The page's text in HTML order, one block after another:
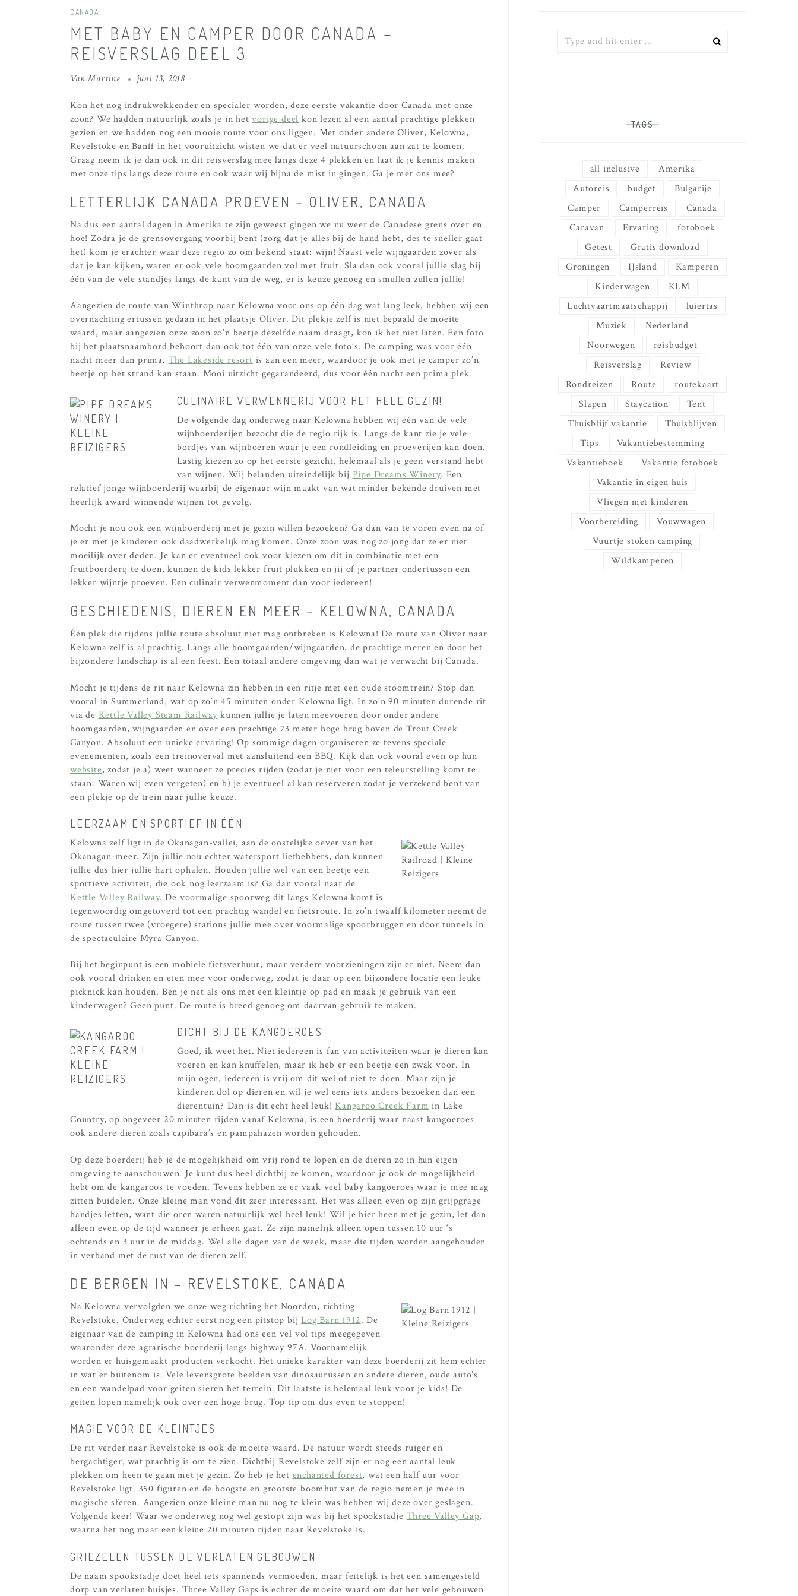
CANADA
MET BABY EN CAMPER DOOR CANADA –
REISVERSLAG DEEL 3
VanMartine juni 13, 2018
Kon het nog indrukwekkender en specialer worden, deze eerste vakantie door Canada met onze
zoon? We hadden natuurlijk zoals je in hetvorige deel kon lezen al een aantal prachtige plekken
gezien en we hadden nog een mooie route voor ons liggen. Met onder andere Oliver, Kelowna,
Revelstoke en Banff in het vooruitzicht wisten we dat er veel natuurschoon aan zat te komen.
Graag neem ik je dan ook in dit reisverslag mee langs deze 4 plekken en laat ik je kennis maken
met onze tips langs deze route en ook waar wij bijna de mist in gingen. Ga je met ons mee?
LETTERLIJK CANADA PROEVEN – OLIVER, CANADA
Na dus een aantal dagen in Amerika te zijn geweest gingen we nu weer de Canadese grens over en
hoe! Zodra je de grensovergang voorbij bent (zorg dat je alles bij de hand hebt, des te sneller gaat
het) kom je erachter waar deze regio zo om bekend staat: wijn! Naast vele wijngaarden zover als
dat je kan kijken, waren er ook vele boomgaarden vol met fruit. Sla dan ook vooral jullie slag bij
één van de vele standjes langs de kant van de weg, er is keuze genoeg en smullen zullen jullie!
Aangezien de route van Winthrop naar Kelowna voor ons op één dag wat lang leek, hebben wij een
overnachting ertussen gedaan in het plaatsje Oliver. Dit plekje zelf is niet bepaald de moeite
waard, maar aangezien onze zoon zo’n beetje dezelfde naam draagt, kon ik het niet laten. Een foto
bij het plaatsnaambord behoort dan ook tot één van onze vele foto’s. De camping was voor één
nacht meer dan prima.The Lakeside resortis aan een meer, waardoor je ook met je camper zo’n
beetje op het strand kan staan. Mooi uitzicht gegarandeerd, dus voor één nacht een prima plek.
CULINAIRE VERWENNERIJ VOOR HET HELE GEZIN!
De volgende dag onderweg naar Kelowna hebben wij één van de vele
wijnboerderijen bezocht die de regio rijk is. Langs de kant zie je vele
bordjes van wijnboeren waar je een rondleiding en proeverijen kan doen.
Lastig kiezen zo op het eerste gezicht, helemaal als je geen verstand hebt
van wijnen. Wij belanden uiteindelijk bij Pipe Dreams Winery. Een
relatief jonge wijnboerderij waarbij de eigenaar wijn maakt van wat minder bekende druiven met
heerlijk award winnende wijnen tot gevolg.
Mocht je nou ook een wijnboerderij met je gezin willen bezoeken? Ga dan van te voren even na of
je er met je kinderen ook daadwerkelijk mag komen. Onze zoon was nog zo jong dat ze er niet
moeilijk over deden. Je kan er eventueel ook voor kiezen om dit in combinatie met een
fruitboerderij te doen, kunnen de kids lekker fruit plukken en jij of je partner ondertussen een
lekker wijntje proeven. Een culinair verwenmoment dan voor iedereen!
GESCHIEDENIS, DIEREN EN MEER – KELOWNA, CANADA
Één plek die tijdens jullie route absoluut niet mag ontbreken is Kelowna! De route van Oliver naar
Kelowna zelf is al prachtig. Langs alle boomgaarden/wijngaarden, de prachtige meren en door het
bijzondere landschap is al een feest. Een totaal andere omgeving dan wat je verwacht bij Canada.
Mocht je tijdens de rit naar Kelowna zin hebben in een ritje met een oude stoomtrein? Stop dan
vooral in Summerland, wat op zo’n 45 minuten onder Kelowna ligt. In zo’n 90 minuten durende rit
via de Kettle Valley Steam Railway kunnen jullie je laten meevoeren door onder andere
boomgaarden, wijngaarden en over een prachtige 73 meter hoge brug boven de Trout Creek
Canyon. Absoluut een unieke ervaring! Op sommige dagen organiseren ze tevens speciale
evenementen, zoals een treinoverval met aansluitend een BBQ. Kijk dan ook vooral even op hun
website, zodat je a) weet wanneer ze precies rijden (zodat je niet voor een teleurstelling komt te
staan. Waren wij even vergeten) en b) je eventueel al kan reserveren zodat je verzekerd bent van
een plekje op de trein naar jullie keuze.
LEERZAAM EN SPORTIEF IN ÉÉN
Kelowna zelf ligt in de Okanagan-vallei, aan de oostelijke oever van het
Okanagan-meer. Zijn jullie nou echter watersport liefhebbers, dan kunnen
jullie dus hier jullie hart ophalen. Houden jullie wel van een beetje een
sportieve activiteit, die ook nog leerzaam is? Ga dan vooral naar de
Kettle Valley Railway. De voormalige spoorweg dit langs Kelowna komt is
tegenwoordig omgetoverd tot een prachtig wandel en fietsroute. In zo’n twaalf kilometer neemt de
route tussen twee (vroegere) stations jullie mee over voormalige spoorbruggen en door tunnels in
de spectaculaire Myra Canyon.
Bij het beginpunt is een mobiele fietsverhuur, maar verdere voorzieningen zijn er niet. Neem dan
ook vooral drinken en eten mee voor onderweg, zodat je daar op een bijzondere locatie een leuke
picknick kan houden. Ben je net als ons met een kleintje op pad en maak je gebruik van een
kinderwagen? Geen punt. De route is breed genoeg om daarvan gebruik te maken.
DICHT BIJ DE KANGOEROES
Goed, ik weet het. Niet iedereen is fan van activiteiten waar je dieren kan
voeren en kan knuffelen, maar ik heb er een beetje een zwak voor. In
mijn ogen, iedereen is vrij om dit wel of niet te doen. Maar zijn je
kinderen dol op dieren en wil je wel eens iets anders bezoeken dan een
dierentuin? Dan is dit echt heel leuk!Kangaroo Creek Farmin Lake
Country, op ongeveer 20 minuten rijden vanaf Kelowna, is een boerderij waar naast kangoeroes
ook andere dieren zoals capibara’s en pampahazen worden gehouden.
Op deze boerderij heb je de mogelijkheid om vrij rond te lopen en de dieren zo in hun eigen
omgeving te aanschouwen. Je kunt dus heel dichtbij ze komen, waardoor je ook de mogelijkheid
hebt om de kangaroos te voeden. Tevens hebben ze er vaak veel baby kangoeroes waar je mee mag
zitten buidelen. Onze kleine man vond dit zeer interessant. Het was alleen even op zijn grijpgrage
handjes letten, want die oren waren natuurlijk wel heel leuk! Wil je hier heen met je gezin, let dan
alleen even op de tijd wanneer je erheen gaat. Ze zijn namelijk alleen open tussen 10 uur ‘s
ochtends en 3 uur in de middag. Wel alle dagen van de week, maar die tijden worden aangehouden
in verband met de rust van de dieren zelf.
DE BERGEN IN – REVELSTOKE, CANADA
Na Kelowna vervolgden we onze weg richting het Noorden, richting
Revelstoke. Onderweg echter eerst nog een pitstop bijLog Barn 1912. De
eigenaar van de camping in Kelowna had ons een vel vol tips meegegeven
waaronder deze agrarische boerderij langs highway 97A. Voornamelijk
worden er huisgemaakt producten verkocht. Het unieke karakter van deze boerderij zit hem echter
in wat er buitenom is. Vele levensgrote beelden van dinosaurussen en andere dieren, oude auto’s
en een wandelpad voor geiten sieren het terrein. Dit laatste is helemaal leuk voor je kids! De
geiten lopen namelijk ook over een hoge brug. Top tip om dus even te stoppen!
MAGIE VOOR DE KLEINTJES
De rit verder naar Revelstoke is ook de moeite waard. De natuur wordt steeds ruiger en
bergachtiger, wat prachtig is om te zien. Dichtbij Revelstoke zelf zijn er nog een aantal leuk
plekken om heen te gaan met je gezin. Zo heb je hetenchanted forest, wat een half uur voor
Revelstoke ligt. 350 figuren en de hoogste en grootste boomhut van de regio nemen je mee in
magische sferen. Aangezien onze kleine man nu nog te klein was hebben wij deze over geslagen.
Volgende keer! Waar we onderweg nog wel gestopt zijn was bij het spookstadjeThree Valley Gap,
waarna het nog maar een kleine 20 minuten rijden naar Revelstoke is.
GRIEZELEN TUSSEN DE VERLATEN GEBOUWEN
De naam spookstadje doet heel iets spannends vermoeden, maar feitelijk is het een samengesteld
dorp van verlaten huisjes. Three Valley Gaps is echter de moeite waard om dat het vele gebouwen
TAGS
all inclusive
Amerika
Autoreis
budget
Bulgarije
Camper
Camperreis
Canada
Caravan
Ervaring
fotoboek
Getest
Gratis download
Groningen
IJsland
Kamperen
Kinderwagen
KLM
Luchtvaartmaatschappij
luiertas
Muziek
Nederland
Noorwegen
reisbudget
Reisverslag
Review
Rondreizen
Route
routekaart
Slapen
Staycation
Tent
Thuisblijf vakantie
Thuisblijven
Tips
Vakantiebestemming
Vakantieboek
Vakantie fotoboek
Vakantie in eigen huis
Vliegen met kinderen
Voorbereiding
Vouwwagen
Vuurtje stoken camping
Wildkamperen